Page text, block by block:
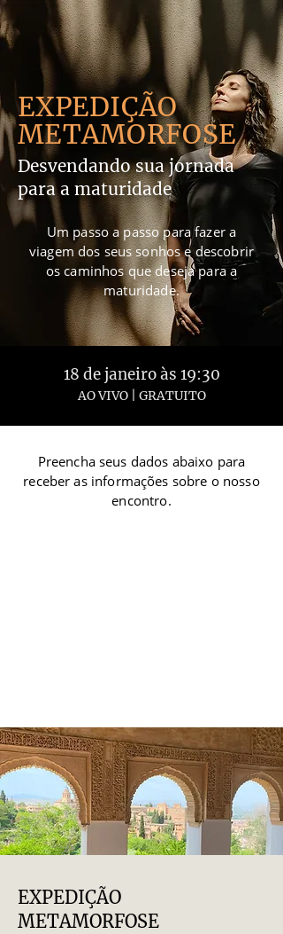
EXPEDIÇÃO
METAMORFOSE
Desvendando sua jornada
para a maturidade
Um passo a passo para fazer a
viagem dos seus sonhos e descobrir
os caminhos que deseja para a
maturidade.
18 de janeiro às 19:30
AO VIVO | GRATUITO
Preencha seus dados abaixo para
receber as informações sobre o nosso
encontro.
EXPEDIÇÃO
METAMORFOSE